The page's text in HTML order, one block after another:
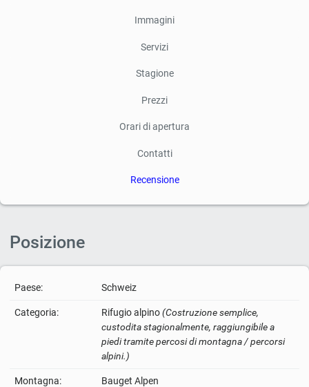
Immagini
Servizi
Stagione
Prezzi
Orari di apertura
Contatti
Recensione
Posizione
Paese: Schweiz
Categoria: Rifugio alpino(Costruzione semplice,
custodita stagionalmente, raggiungibile a
piedi tramite percosi di montagna / percorsi
alpini.)
Montagna: Bauget Alpen